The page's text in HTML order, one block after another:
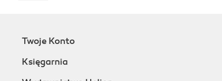
Twoje Konto
Księgarnia